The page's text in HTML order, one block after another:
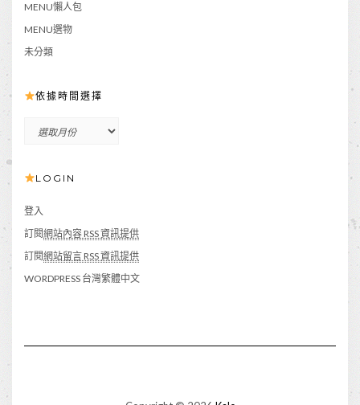
MENU懶人包
MENU選物
未分類
依據時間選擇
間
擇
LOGIN
登入
訂閱網站內容 RSS 資訊提供
訂閱網站留言 RSS 資訊提供
WORDPRESS 台灣繁體中文